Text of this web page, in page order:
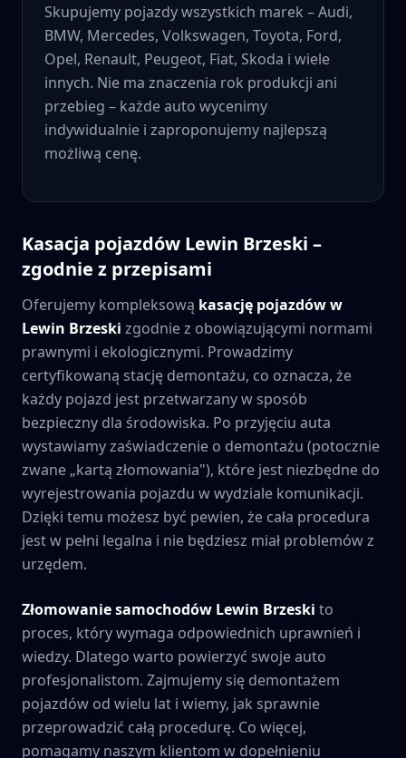
Skupujemy pojazdy wszystkich marek – Audi,
BMW, Mercedes, Volkswagen, Toyota, Ford,
Opel, Renault, Peugeot, Fiat, Skoda i wiele
innych. Nie ma znaczenia rok produkcji ani
przebieg – każde auto wycenimy
indywidualnie i zaproponujemy najlepszą
możliwą cenę.
Kasacja pojazdów Lewin Brzeski –
zgodnie z przepisami
Oferujemy kompleksową kasację pojazdów w
Lewin Brzeski zgodnie z obowiązującymi normami
prawnymi i ekologicznymi. Prowadzimy
certyfikowaną stację demontażu, co oznacza, że
każdy pojazd jest przetwarzany w sposób
bezpieczny dla środowiska. Po przyjęciu auta
wystawiamy zaświadczenie o demontażu (potocznie
zwane „kartą złomowania"), które jest niezbędne do
wyrejestrowania pojazdu w wydziale komunikacji.
Dzięki temu możesz być pewien, że cała procedura
jest w pełni legalna i nie będziesz miał problemów z
urzędem.
Złomowanie samochodów Lewin Brzeski to
proces, który wymaga odpowiednich uprawnień i
wiedzy. Dlatego warto powierzyć swoje auto
profesjonalistom. Zajmujemy się demontażem
pojazdów od wielu lat i wiemy, jak sprawnie
przeprowadzić całą procedurę. Co więcej,
pomagamy naszym klientom w dopełnieniu